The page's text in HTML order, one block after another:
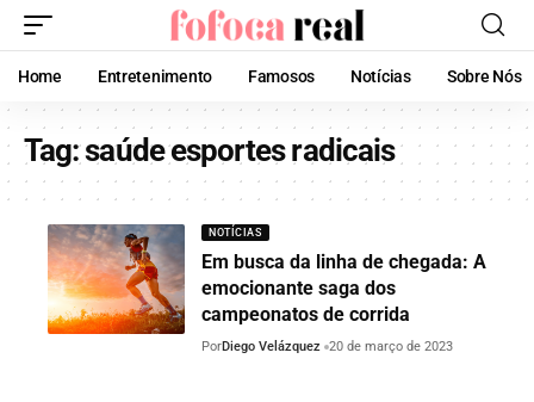
Home Entretenimento Famosos Notícias Sobre Nós
Tag:saúde esportes radicais
NOTÍCIAS
Em busca da linha de chegada: A
emocionante saga dos
campeonatos de corrida
PorDiego Velázquez 20 de março de 2023